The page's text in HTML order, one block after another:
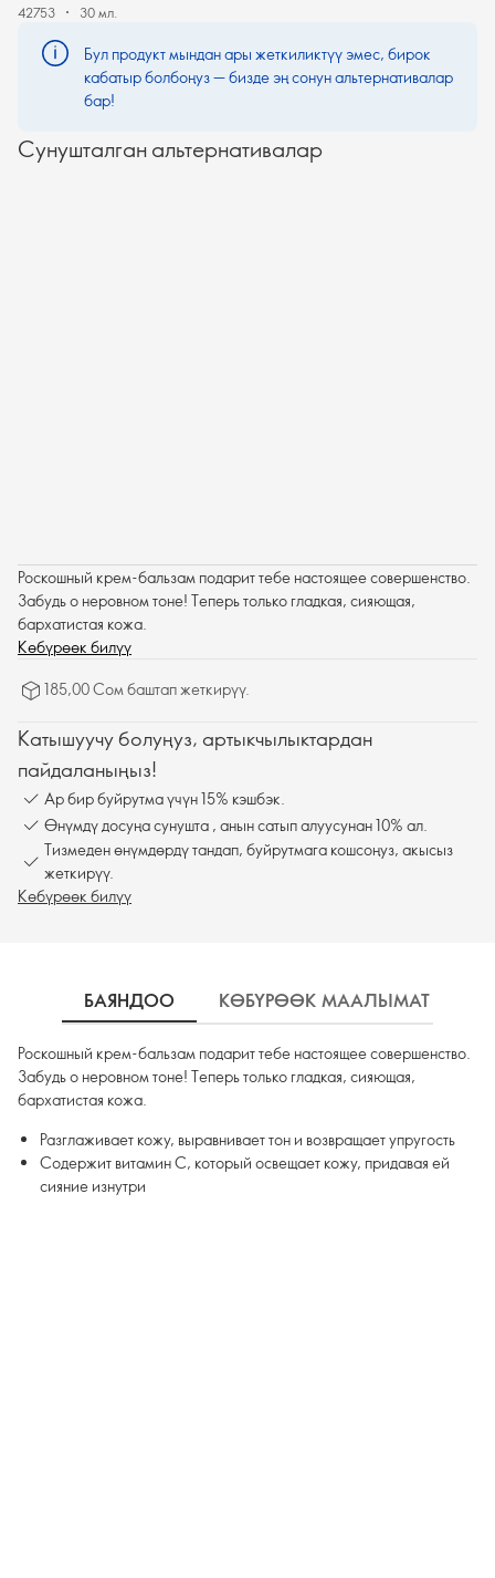
42753 30 мл.
Бул продукт мындан ары жеткиликтүү эмес, бирок
кабатыр болбоңуз — бизде эң сонун альтернативалар
бар!
Сунушталган альтернативалар
Роскошный крем-бальзам подарит тебе настоящее совершенство.
Забудь о неровном тоне! Теперь только гладкая, сияющая,
бархатистая кожа.
Көбүрөөк билүү
185,00 Сом баштап жеткирүү.
Катышуучу болуңуз, артыкчылыктардан
пайдаланыңыз!
Ар бир буйрутма үчүн 15% кэшбэк.
Өнүмдү досуңа сунушта , анын сатып алуусунан 10% ал.
Тизмеден өнүмдөрдү тандап, буйрутмага кошсоңуз, акысыз
жеткирүү.
Көбүрөөк билүү
БАЯНДОО КӨБҮРӨӨК МААЛЫМАТ
Роскошный крем-бальзам подарит тебе настоящее совершенство.
Забудь о неровном тоне! Теперь только гладкая, сияющая,
бархатистая кожа.
Разглаживает кожу, выравнивает тон и возвращает упругость
Содержит витамин С, который освещает кожу, придавая ей
сияние изнутри